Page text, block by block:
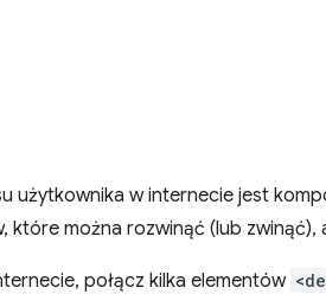
użytkownika w internecie jest
które można rozwinąć (lub
połącz kilka elementów